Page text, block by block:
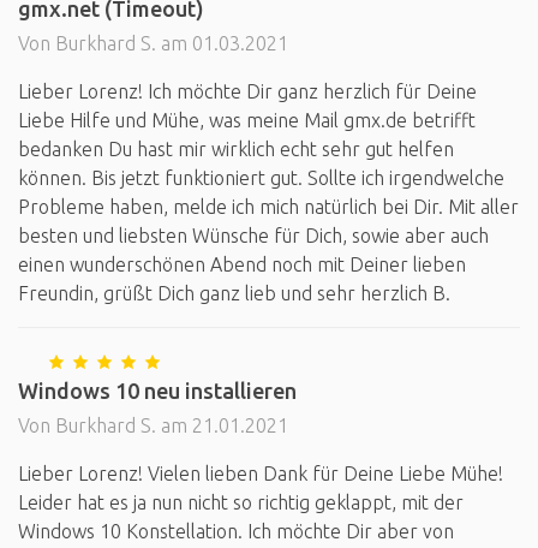
gmx.net (Timeout)
Von Burkhard S. am 01.03.2021
Lieber Lorenz! Ich möchte Dir ganz herzlich für Deine
Liebe Hilfe und Mühe, was meine Mail gmx.de betrifft
bedanken Du hast mir wirklich echt sehr gut helfen
können. Bis jetzt funktioniert gut. Sollte ich irgendwelche
Probleme haben, melde ich mich natürlich bei Dir. Mit aller
besten und liebsten Wünsche für Dich, sowie aber auch
einen wunderschönen Abend noch mit Deiner lieben
Freundin, grüßt Dich ganz lieb und sehr herzlich B.
Windows 10 neu installieren
Von Burkhard S. am 21.01.2021
Lieber Lorenz! Vielen lieben Dank für Deine Liebe Mühe!
Leider hat es ja nun nicht so richtig geklappt, mit der
Windows 10 Konstellation. Ich möchte Dir aber von